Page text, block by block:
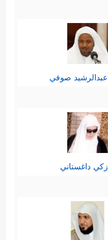
عبدالرشيد صوفي
زكي داغستاني